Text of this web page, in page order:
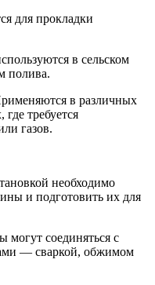
для прокладки
в сельском
полива.
в различных
требуется
газов.
необходимо
и подготовить их для
могут соединяться с
— сваркой, обжимом